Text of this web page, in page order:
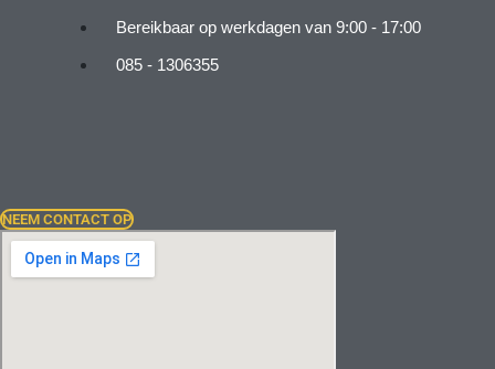
Bereikbaar op werkdagen van 9:00 - 17:00
085 - 1306355
NEEM CONTACT OP